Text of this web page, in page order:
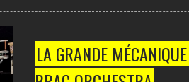
LA GRANDE